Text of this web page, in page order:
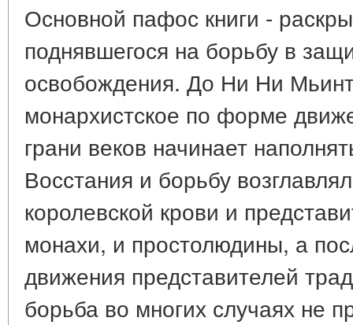
Основной пафос книги -
поднявшегося на борьбу в
освобождения. До Ни Ни
монархистское по форме
грани веков начинает
Восстания и борьбу
королевской крови и
монахи, и простолюдины, а
движения представителей
борьба во многих случаях не